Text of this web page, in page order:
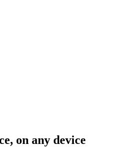
on any device